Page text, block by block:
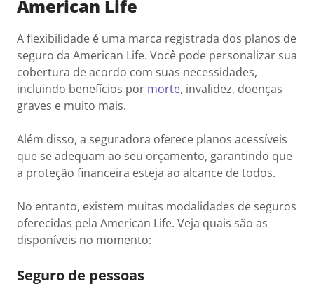
American Life
A flexibilidade é uma marca registrada dos planos de
seguro da American Life. Você pode personalizar sua
cobertura de acordo com suas necessidades,
incluindo benefícios por morte, invalidez, doenças
graves e muito mais.
Além disso, a seguradora oferece planos acessíveis
que se adequam ao seu orçamento, garantindo que
a proteção financeira esteja ao alcance de todos.
No entanto, existem muitas modalidades de seguros
oferecidas pela American Life. Veja quais são as
disponíveis no momento:
Seguro de pessoas